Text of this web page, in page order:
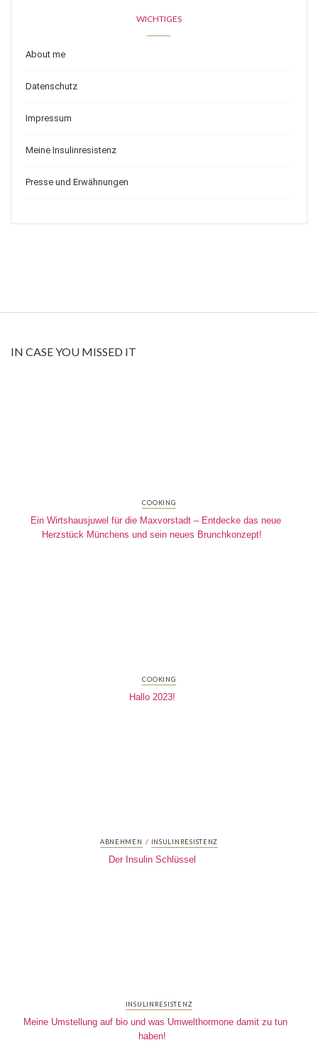
WICHTIGES
About me
Datenschutz
Impressum
Meine Insulinresistenz
Presse und Erwähnungen
IN CASE YOU MISSED IT
COOKING
Ein Wirtshausjuwel für die Maxvorstadt – Entdecke das neue
Herzstück Münchens und sein neues Brunchkonzept!
COOKING
Hallo 2023!
ABNEHMEN / INSULINRESISTENZ
Der Insulin Schlüssel
INSULINRESISTENZ
Meine Umstellung auf bio und was Umwelthormone damit zu tun
haben!